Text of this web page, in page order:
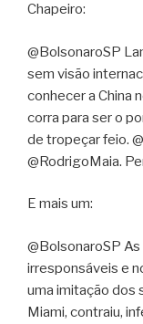
Chapeiro:
@BolsonaroSP
sem visão
conhecer a China
corra para ser o
de tropeçar feio.
@RodrigoMaia.
E mais um:
@BolsonaroSP
irresponsáveis e
uma imitação dos
Miami, contraiu,